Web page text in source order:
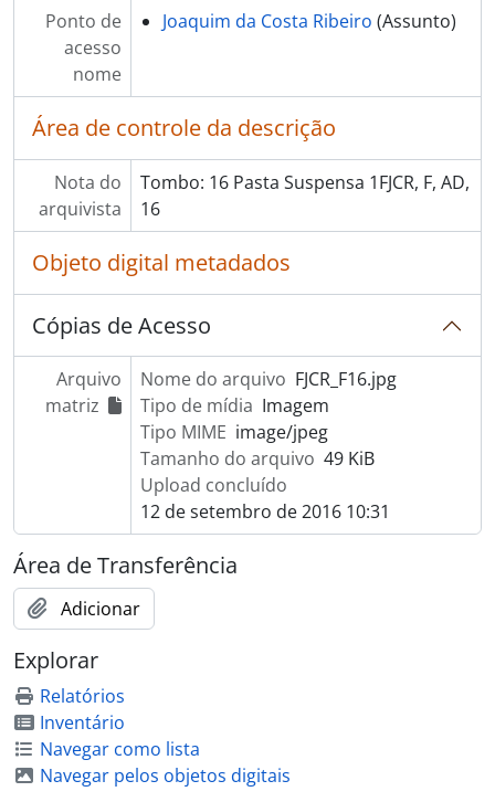
Ponto de
acesso
nome
Joaquim da Costa Ribeiro (Assunto)
Área de controle da descrição
Nota do
arquivista
Tombo: 16 Pasta Suspensa 1FJCR, F, AD,
16
Objeto digital metadados
Cópias de Acesso
Arquivo
matriz
Nome do arquivo FJCR_F16.jpg
Tipo de mídia Imagem
Tipo MIME image/jpeg
Tamanho do arquivo 49 KiB
Upload concluído
12 de setembro de 2016 10:31
Área de Transferência
Adicionar
Explorar
Relatórios
Inventário
Navegar como lista
Navegar pelos objetos digitais